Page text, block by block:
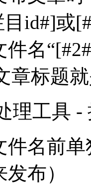
id#]或
名
章标题
理工具
件名前
布）